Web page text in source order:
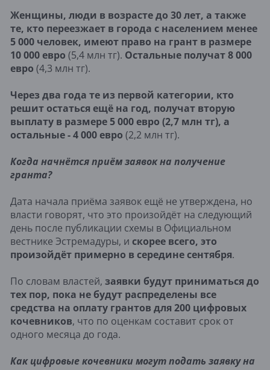
Женщины, люди в возрасте до 30 лет, а также
те, кто переезжает в города с населением менее
5 000 человек, имеют право на грант в размере
10 000 евро (5,4 млн тг). Остальные получат 8 000
евро (4,3 млн тг).
Через два года те из первой категории, кто
решит остаться ещё на год, получат вторую
выплату в размере 5 000 евро (2,7 млн тг), а
остальные - 4 000 евро (2,2 млн тг).
Когда начнётся приём заявок на получение
гранта?
Дата начала приёма заявок ещё не утверждена, но
власти говорят, что это произойдёт на следующий
день после публикации схемы в Официальном
вестнике Эстремадуры, и скорее всего, это
произойдёт примерно в середине сентября.
По словам властей, заявки будут приниматься до
тех пор, пока не будут распределены все
средства на оплату грантов для 200 цифровых
кочевников, что по оценкам составит срок от
одного месяца до года.
Как цифровые кочевники могут подать заявку на